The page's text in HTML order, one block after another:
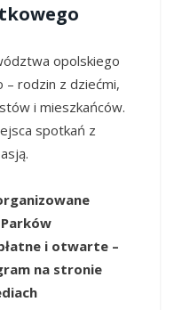
opolskiego
rodzin z dziećmi,
i mieszkańców.
spotkań z
i otwarte –
na stronie